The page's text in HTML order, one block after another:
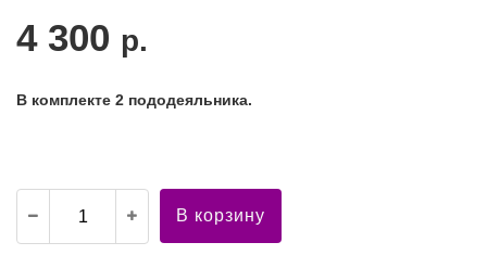
4 300 р.
В комплекте 2 пододеяльника.
В корзину